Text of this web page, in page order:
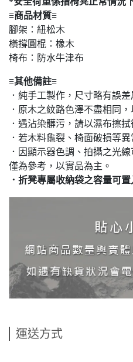
≡商品材質≡
腳架：紐松木
橫撐圓棍：橡木
椅布：防水牛津布
≡其他備註≡
．純手工製作，尺寸略有誤差
．原木之紋路色澤不盡相同，
．遇沾染髒污，請以濕布擦拭
．若木料龜裂、椅面破損等異
．因顯示器色調、拍攝之光
僅為參考，以實品為主。
．折凳專屬收納袋之容量可置
運送方式